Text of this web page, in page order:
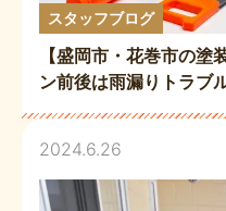
スタッフブログ
【盛岡市・花巻市の
ン前後は雨漏りトラブ
2024.6.26